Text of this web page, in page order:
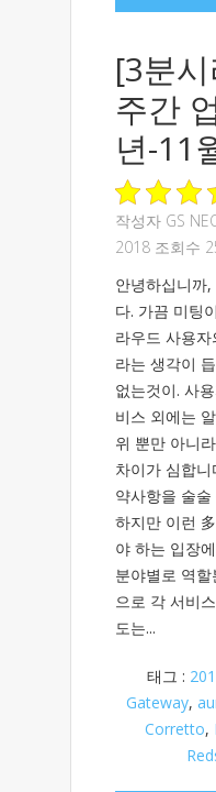
[3분
주간
년-11
작성자 GS
2018 조회수
안녕하십니까,
다. 가끔 미팅
라우드 사용
라는 생각이
없는것이. 사
비스 외에는
위 뿐만 아니
차이가 심합
약사항을 술
하지만 이런
야 하는 입장
분야별로 역
으로 각 서비
도는...
태그 :
Gateway,
Corretto,